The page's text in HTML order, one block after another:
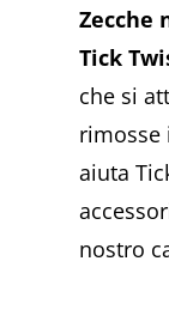
Zecche
Tick
che si
rimosse
aiuta
nostro